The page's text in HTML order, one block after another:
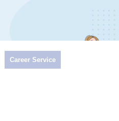
Career Service